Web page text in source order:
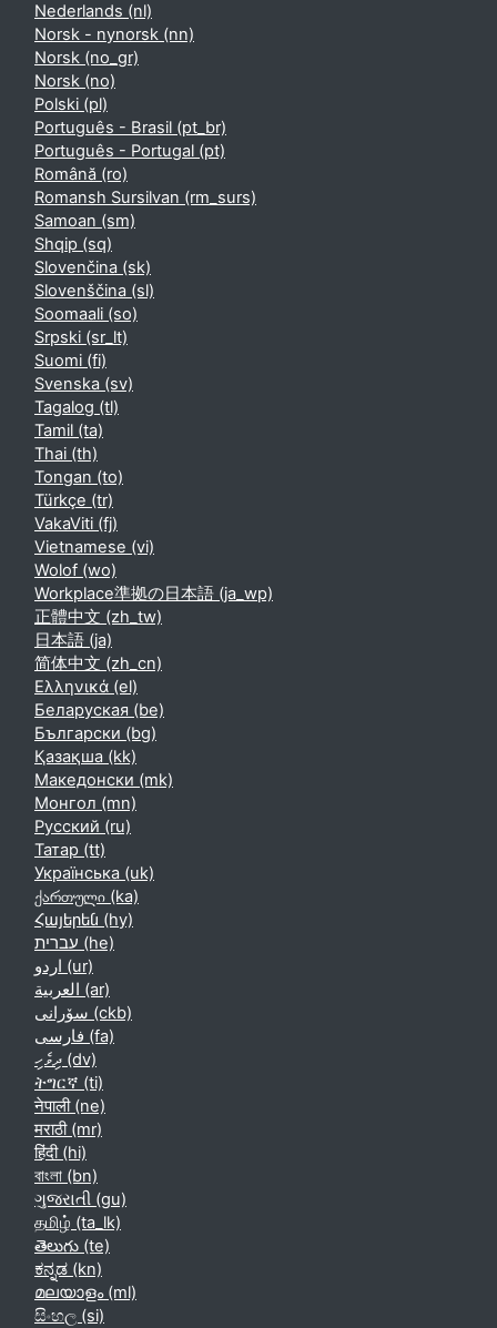
Nederlands ‎(nl)‎
Norsk - nynorsk ‎(nn)‎
Norsk ‎(no_gr)‎
Norsk ‎(no)‎
Polski ‎(pl)‎
Português - Brasil ‎(pt_br)‎
Português - Portugal ‎(pt)‎
Română ‎(ro)‎
Romansh Sursilvan ‎(rm_surs)‎
Samoan ‎(sm)‎
Shqip ‎(sq)‎
Slovenčina ‎(sk)‎
Slovenščina ‎(sl)‎
Soomaali ‎(so)‎
Srpski ‎(sr_lt)‎
Suomi ‎(fi)‎
Svenska ‎(sv)‎
Tagalog ‎(tl)‎
Tamil ‎(ta)‎
Thai ‎(th)‎
Tongan ‎(to)‎
Türkçe ‎(tr)‎
VakaViti ‎(fj)‎
Vietnamese ‎(vi)‎
Wolof ‎(wo)‎
Workplace準拠の日本語 ‎(ja_wp)‎
正體中文 ‎(zh_tw)‎
日本語 ‎(ja)‎
简体中文 ‎(zh_cn)‎
Ελληνικά ‎(el)‎
Беларуская ‎(be)‎
Български ‎(bg)‎
Қазақша ‎(kk)‎
Македонски ‎(mk)‎
Монгол ‎(mn)‎
Русский ‎(ru)‎
Татар ‎(tt)‎
Українська ‎(uk)‎
ქართული ‎(ka)‎
Հայերեն ‎(hy)‎
עברית ‎(he)‎
اردو ‎(ur)‎
العربية ‎(ar)‎
سۆرانی ‎(ckb)‎
فارسی ‎(fa)‎
ދިވެހި ‎(dv)‎
ትግርኛ ‎(ti)‎
नेपाली ‎(ne)‎
मराठी ‎(mr)‎
हिंदी ‎(hi)‎
বাংলা ‎(bn)‎
ગુજરાતી ‎(gu)‎
தமிழ் ‎(ta_lk)‎
తెలుగు ‎(te)‎
ಕನ್ನಡ ‎(kn)‎
മലയാളം ‎(ml)‎
සිංහල ‎(si)‎